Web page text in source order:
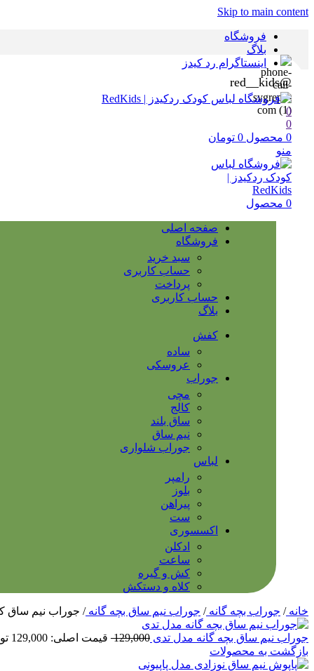
Skip to main content
فروشگاه
بلاگ
اینستاگرام رد کیدز
@red__kids
0
0
0 محصول 0 تومان
منو
0 محصول
صفحه اصلی
فروشگاه
سبد خرید
حساب کاربری
پرداخت
حساب کاربری
بلاگ
کفش
ساده
عروسکی
جوراب
مچی
کالج
ساق بلند
نیم ساق
جوراب شلواری
لباس
رامپر
بلوز
پیراهن
ست
اکسسوری
ادکلن
ساعت
کش و گیره
کلاه و دستکش
خانه/ جوراب بچه گانه/ جوراب نیم ساق بچه گانه/ جوراب نیم ساق
جوراب نیم ساق بچه گانه مدل تدی 129,000 قیمت اصلی: 129,000 تومان بود.
بازگشت به محصولات